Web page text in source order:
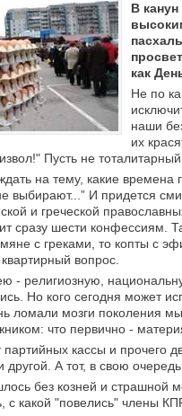
В
как
Не по
наши
их
Пусть не
на тему, какие
выбирают...” И придется
и греческой
сразу шести конфессиям.
с греками, то копты с
вопрос.
- религиозную,
Но кого сегодня может
ломали мозги поколения
что первично -
партийных кассы и прочего
другой. А тот, в свою
без козней и страшной
с какой "повелись" члены